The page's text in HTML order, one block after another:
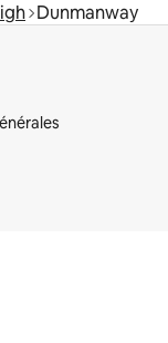
Dunmanway